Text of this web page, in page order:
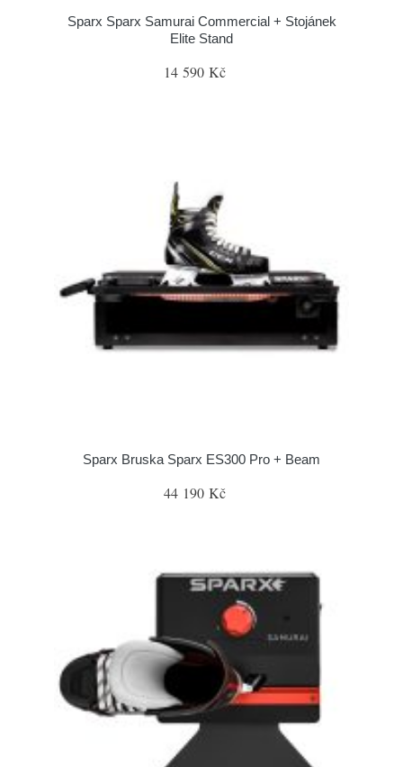
Sparx Sparx Samurai Commercial + Stojánek
Elite Stand
14 590 Kč
Sparx Bruska Sparx ES300 Pro + Beam
44 190 Kč